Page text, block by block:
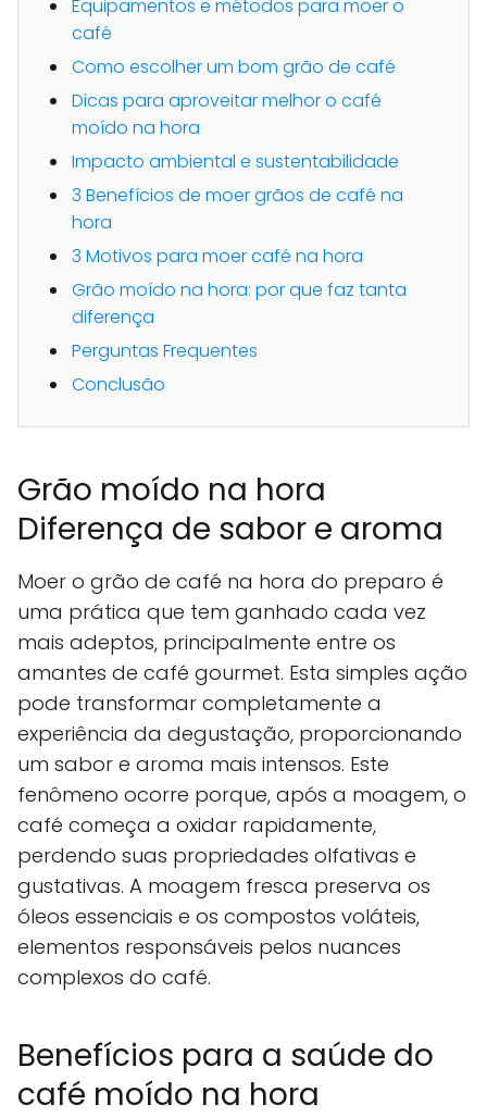
Equipamentos e métodos para moer o
café
Como escolher um bom grão de café
Dicas para aproveitar melhor o café
moído na hora
Impacto ambiental e sustentabilidade
3 Benefícios de moer grãos de café na
hora
3 Motivos para moer café na hora
Grão moído na hora: por que faz tanta
diferença
Perguntas Frequentes
Conclusão
Grão moído na hora
Diferença de sabor e aroma
Moer o grão de café na hora do preparo é
uma prática que tem ganhado cada vez
mais adeptos, principalmente entre os
amantes de café gourmet. Esta simples ação
pode transformar completamente a
experiência da degustação, proporcionando
um sabor e aroma mais intensos. Este
fenômeno ocorre porque, após a moagem, o
café começa a oxidar rapidamente,
perdendo suas propriedades olfativas e
gustativas. A moagem fresca preserva os
óleos essenciais e os compostos voláteis,
elementos responsáveis pelos nuances
complexos do café.
Benefícios para a saúde do
café moído na hora